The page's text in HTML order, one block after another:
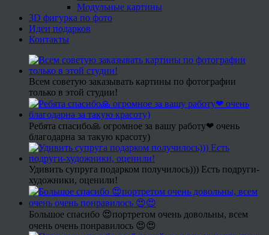
Модульные картины
3D фигурка по фото
Идеи подарков
Контакты
Всем советую заказывать картины по фотографии
только в этой студии!
Ребята спасибо🙏 огромное за вашу работу❤ очень
благодарна за такую красоту)
Удивить супруга подарком получилось))) Есть подруги-
художники, оценили!
Большое спасибо 😍портретом очень довольны, всем
очень очень понравилось 😍😍